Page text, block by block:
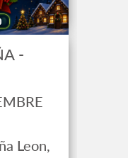
-
Leon,